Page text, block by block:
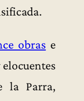
obras e
la Parra,